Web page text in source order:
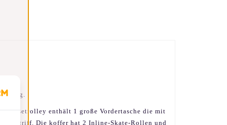
Reisetrolley enthält 1 große Vordertasche die mit
Ziehgriff. Die koffer hat 2 Inline-Skate-Rollen und